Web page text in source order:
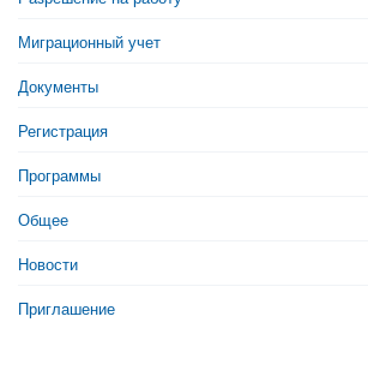
Миграционный учет
Документы
Регистрация
Программы
Общее
Новости
Приглашение